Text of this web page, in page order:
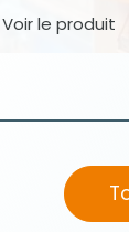
Voir le